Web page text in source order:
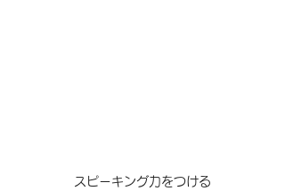
スピーキング力をつける